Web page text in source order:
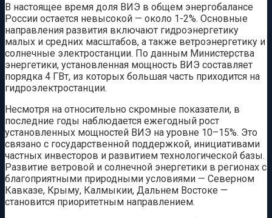
В настоящее время доля ВИЭ в общем энергобалансе
России остается невысокой — около 1-2%. Основные
направления развития включают гидроэнергетику
малых и средних масштабов, а также ветроэнергетику и
солнечные электростанции. По данным Министерства
энергетики, установленная мощность ВИЭ составляет
порядка 4 ГВт, из которых большая часть приходится на
гидроэлектростанции.
Несмотря на относительно скромные показатели, в
последние годы наблюдается ежегодный рост
установленных мощностей ВИЭ на уровне 10–15%. Это
связано с государственной поддержкой, инициативами
частных инвесторов и развитием технологической базы.
Развитие ветровой и солнечной энергетики в регионах с
благоприятными природными условиями — Северном
Кавказе, Крыму, Калмыкии, Дальнем Востоке —
становится приоритетным направлением.